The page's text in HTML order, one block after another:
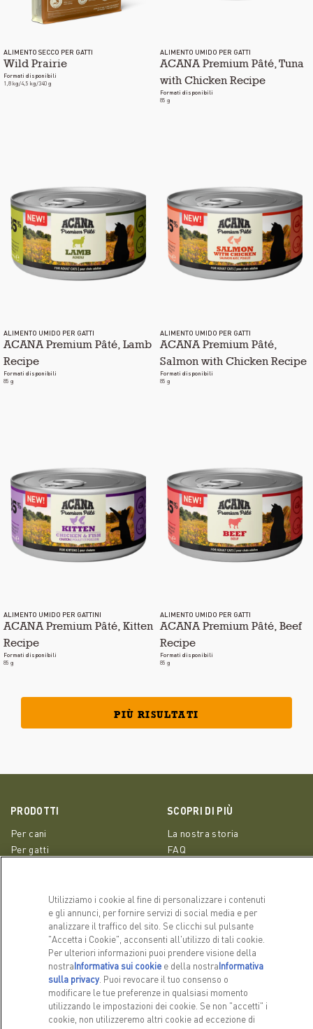
ALIMENTO SECCO PER GATTI
Wild Prairie
Formati disponibili
1,8 kg/4,5 kg/340 g
ALIMENTO UMIDO PER GATTI
ACANA Premium Pâté, Tuna
with Chicken Recipe
Formati disponibili
85 g
ALIMENTO UMIDO PER GATTI
ACANA Premium Pâté, Lamb
Recipe
Formati disponibili
85 g
ALIMENTO UMIDO PER GATTI
ACANA Premium Pâté,
Salmon with Chicken Recipe
Formati disponibili
85 g
ALIMENTO UMIDO PER GATTINI
ACANA Premium Pâté, Kitten
Recipe
Formati disponibili
85 g
ALIMENTO UMIDO PER GATTI
ACANA Premium Pâté, Beef
Recipe
Formati disponibili
85 g
PIÙ RISULTATI
PRODOTTI
Per cani
Per gatti
SCOPRI DI PIÙ
La nostra storia
FAQ
LINK CORRELATI
Informativa sulla privacy
RESTIAMO IN CONTATTO
Contattaci
ACANA Italia Facebook
ACANA Italia Instagram
Utilizziamo i cookie al fine di personalizzare i contenuti
e gli annunci, per fornire servizi di social media e per
analizzare il traffico del sito. Se clicchi sul pulsante
"Accetta i Cookie", acconsenti all'utilizzo di tali cookie.
Per ulteriori informazioni puoi prendere visione della
nostraInformativa sui cookie(opens in a new tab)
e della nostraInformativa
sulla privacy(opens in a new tab)
. Puoi revocare il tuo consenso o
modificare le tue preferenze in qualsiasi momento
utilizzando le impostazioni dei cookie. Se non "accetti" i
cookie, non utilizzeremo altri cookie ad eccezione di